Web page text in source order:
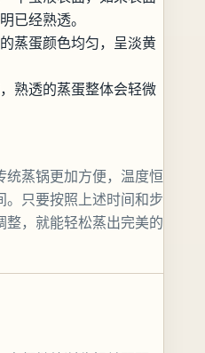
已经熟透。
蒸蛋颜色均匀，呈淡黄
熟透的蒸蛋整体会轻微
统蒸锅更加方便，温度恒
。只要按照上述时间和步
，就能轻松蒸出完美的